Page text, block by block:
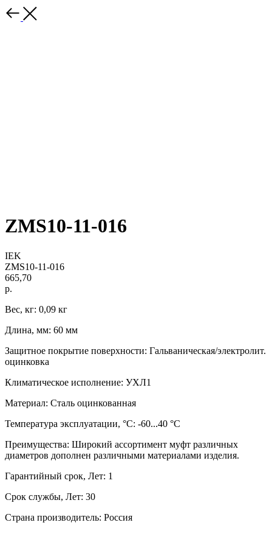
ZMS10-11-016
IEK
ZMS10-11-016
665,70
р.
Вес, кг: 0,09 кг
Длина, мм: 60 мм
Защитное покрытие поверхности: Гальваническая/электролит.
оцинковка
Климатическое исполнение: УХЛ1
Материал: Сталь оцинкованная
Температура эксплуатации, °C: -60...40 °C
Преимущества: Широкий ассортимент муфт различных
диаметров дополнен различными материалами изделия.
Гарантийный срок, Лет: 1
Срок службы, Лет: 30
Страна производитель: Россия